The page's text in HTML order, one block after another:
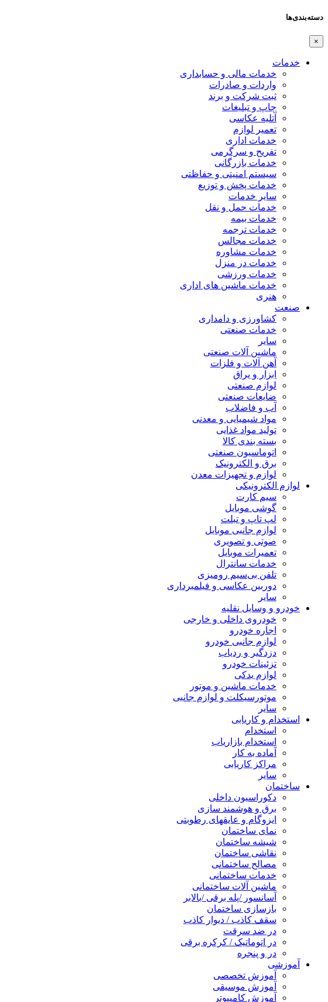
دسته‌بندی‌ها
×
خدمات
خدمات مالی و حسابداری
واردات و صادرات
ثبت شرکت و برند
چاپ و تبلیغات
آتلیه عکاسی
تعمیر لوازم
خدمات اداری
تفریح و سرگرمی
خدمات بازرگانی
سیستم امنیتی و حفاظتی
خدمات پخش و توزیع
سایر خدمات
خدمات حمل و نقل
خدمات بیمه
خدمات ترجمه
خدمات مجالس
خدمات مشاوره
خدمات در منزل
خدمات ورزشی
خدمات ماشین های اداری
هنری
صنعت
کشاورزی و دامداری
خدمات صنعتی
سایر
ماشین آلات صنعتی
آهن آلات و فلزات
ابزار و یراق
لوازم صنعتی
ضایعات صنعتی
آب و فاضلاب
مواد شیمیایی و معدنی
تولید مواد غذایی
بسته بندی کالا
اتوماسیون صنعتی
برق و الکترونیک
لوازم و تجهیزات معدن
لوازم الکترونیکی
سیم کارت
گوشی موبایل
لپ تاپ و تبلت
لوازم جانبی موبایل
صوتی و تصویری
تعمیرات موبایل
خدمات سانترال
تلفن بی‌سیم رومیزی
دوربین عکاسی و فیلمبرداری
سایر
خودرو و وسایل نقلیه
خودروی داخلی و خارجی
اجاره خودرو
لوازم جانبی خودرو
دزدگیر و ردیاب
تزئینات خودرو
لوازم یدکی
خدمات ماشین و موتور
موتورسیکلت و لوازم جانبی
سایر
استخدام و کاریابی
استخدام
استخدام بازاریاب
آماده به کار
مراکز کاریابی
سایر
ساختمان
دکوراسیون داخلی
برق و هوشمند سازی
ایزوگام و عایقهای رطوبتی
نمای ساختمان
شیشه ساختمان
نقاشی ساختمان
مصالح ساختمانی
خدمات ساختمانی
ماشین آلات ساختمانی
آسانسور /پله برقی /بالابر
بازسازی ساختمان
سقف کاذب / دیوار کاذب
در ضد سرقت
در اتوماتیک / کرکره برقی
در و پنجره
آموزشی
آموزش تخصصی
آموزش موسیقی
آموزش کامپیوتر